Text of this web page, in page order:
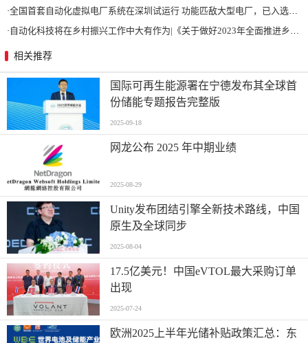
·全国首套自动化虚拟电厂系统在深圳试运行 功能匹敌大型电厂，已入选国际典型案例
· 自动化科技将在乡村振兴工作中大有作为|《关于做好2023年全面推进乡村振兴重点工作的意见》发布
相关推荐
国际可再生能源署在宁德发布其全球首
份储能专题报告完整版
2025-09-18
网龙公布 2025 年中期业绩
2025-08-29
Unity发布团结引擎全新技术路线，中国
原生及全球同步
2025-08-04
17.5亿美元！中国eVTOL最大采购订单
出现
2025-07-24
欧洲2025上半年光储补贴政策汇总：东